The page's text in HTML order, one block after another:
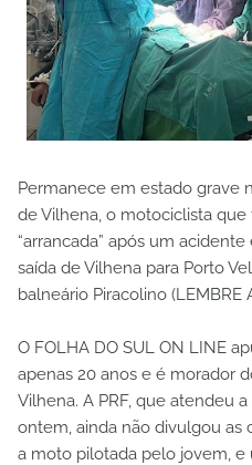
Permanece em estado grave
de Vilhena, o motociclista que
“arrancada” após um
saída de Vilhena para Porto
balneário Piracolino (LEMBRE
O FOLHA DO SUL ON LINE
apenas 20 anos e é morador
Vilhena. A PRF, que atendeu
ontem, ainda não divulgou as
a moto pilotada pelo jovem, e